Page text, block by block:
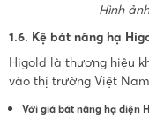
Hình
1.6. Kệ bát nâng hạ
Higold là thương hiệu
vào thị trường Việt
Với giá bát nâng hạ điện